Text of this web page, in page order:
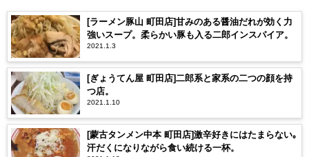
[ラーメン豚山 町田店]甘みのある醤油だれが効く力
強いスープ。柔らかい豚も入る二郎インスパイア。
2021.1.3
[ぎょうてん屋 町田店]二郎系と家系の二つの顔を持
つ店。
2021.1.10
[蒙古タンメン中本 町田店]激辛好きにはたまらない｡
汗だくになりながら食い続ける一杯。